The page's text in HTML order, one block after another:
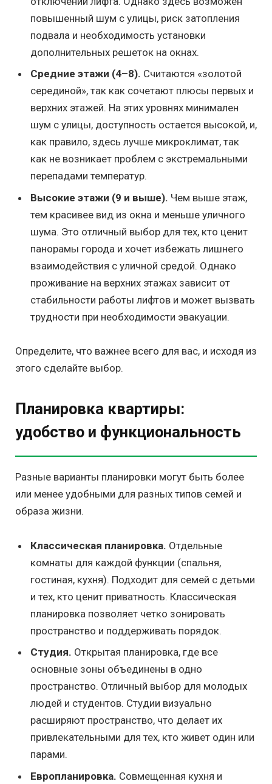
повышенный шум с улицы, риск затопления
подвала и необходимость установки
дополнительных решеток на окнах.
Средние этажи (4–8). Считаются «золотой
серединой», так как сочетают плюсы первых и
верхних этажей. На этих уровнях минимален
шум с улицы, доступность остается высокой, и,
как правило, здесь лучше микроклимат, так
как не возникает проблем с экстремальными
перепадами температур.
Высокие этажи (9 и выше). Чем выше этаж,
тем красивее вид из окна и меньше уличного
шума. Это отличный выбор для тех, кто ценит
панорамы города и хочет избежать лишнего
взаимодействия с уличной средой. Однако
проживание на верхних этажах зависит от
стабильности работы лифтов и может вызвать
трудности при необходимости эвакуации.
Определите, что важнее всего для вас, и исходя из
этого сделайте выбор.
Планировка квартиры:
удобство и функциональность
Разные варианты планировки могут быть более
или менее удобными для разных типов семей и
образа жизни.
Классическая планировка. Отдельные
комнаты для каждой функции (спальня,
гостиная, кухня). Подходит для семей с детьми
и тех, кто ценит приватность. Классическая
планировка позволяет четко зонировать
пространство и поддерживать порядок.
Студия. Открытая планировка, где все
основные зоны объединены в одно
пространство. Отличный выбор для молодых
людей и студентов. Студии визуально
расширяют пространство, что делает их
привлекательными для тех, кто живет один или
парами.
Европланировка. Совмещенная кухня и